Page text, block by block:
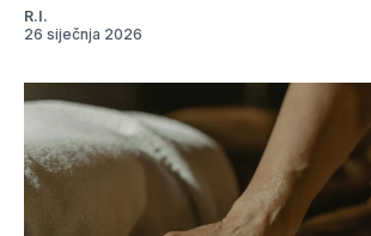
R.I.
26 siječnja 2026